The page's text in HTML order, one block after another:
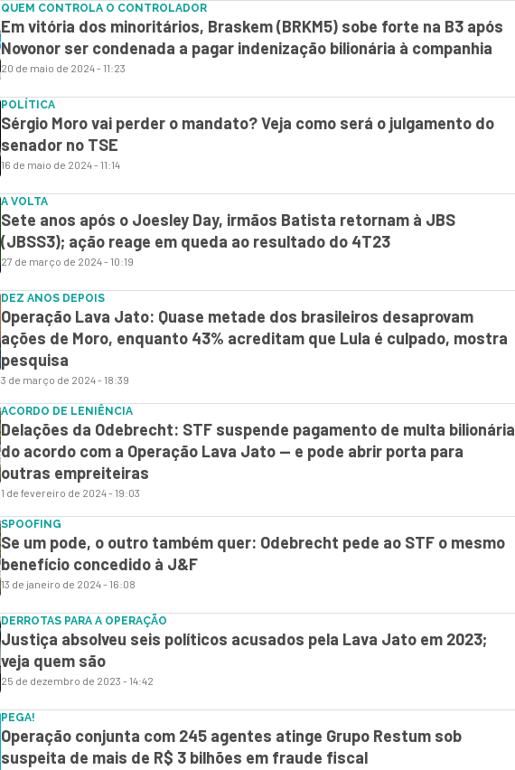
QUEM CONTROLA O CONTROLADOR
Em vitória dos minoritários, Braskem (BRKM5) sobe forte na B3 após
Novonor ser condenada a pagar indenização bilionária à companhia
20 de maio de 2024 - 11:23
POLÍTICA
Sérgio Moro vai perder o mandato? Veja como será o julgamento do
senador no TSE
16 de maio de 2024 - 11:14
A VOLTA
Sete anos após o Joesley Day, irmãos Batista retornam à JBS
(JBSS3); ação reage em queda ao resultado do 4T23
27 de março de 2024 - 10:19
DEZ ANOS DEPOIS
Operação Lava Jato: Quase metade dos brasileiros desaprovam
ações de Moro, enquanto 43% acreditam que Lula é culpado, mostra
pesquisa
3 de março de 2024 - 18:39
ACORDO DE LENIÊNCIA
Delações da Odebrecht: STF suspende pagamento de multa bilionária
do acordo com a Operação Lava Jato — e pode abrir porta para
outras empreiteiras
1 de fevereiro de 2024 - 19:03
SPOOFING
Se um pode, o outro também quer: Odebrecht pede ao STF o mesmo
benefício concedido à J&F
13 de janeiro de 2024 - 16:08
DERROTAS PARA A OPERAÇÃO
Justiça absolveu seis políticos acusados pela Lava Jato em 2023;
veja quem são
25 de dezembro de 2023 - 14:42
PEGA!
Operação conjunta com 245 agentes atinge Grupo Restum sob
suspeita de mais de R$ 3 bilhões em fraude fiscal